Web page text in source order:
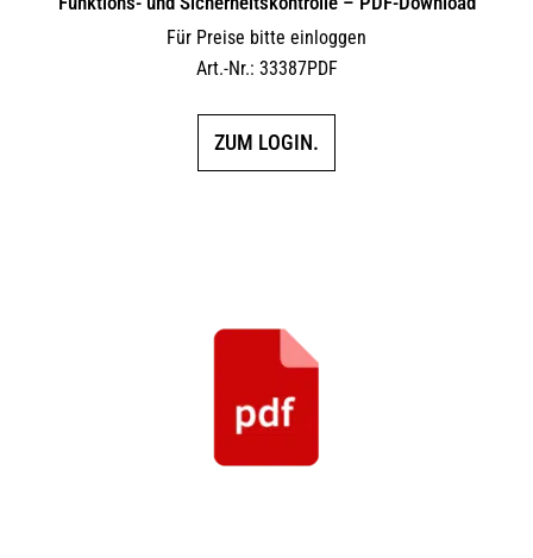
Für Preise bitte einloggen
Art.-Nr.: 33387PDF
ZUM LOGIN.